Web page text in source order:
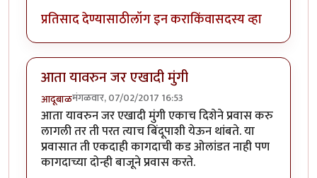
प्रतिसाद देण्यासाठीलॉग इन कराकिंवासदस्य व्हा
आता यावरुन जर एखादी मुंगी
आदूबाळमंगळवार, 07/02/2017 16:53
आता यावरुन जर एखादी मुंगी एकाच दिशेने प्रवास करु
लागली तर ती परत त्याच बिंदूपाशी येऊन थांबते. या
प्रवासात ती एकदाही कागदाची कड ओलांडत नाही पण
कागदाच्या दोन्ही बाजूने प्रवास करते.